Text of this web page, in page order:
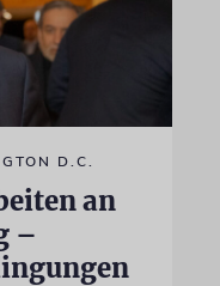
D.C.
an
–